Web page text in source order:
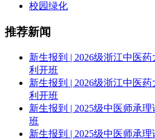
校园绿化
推荐新闻
新生报到 | 2026级浙江中医
利开班
新生报到 | 2026级浙江中医
利开班
新生报到 | 2025级中医师承
班
新生报到 | 2025级中医师承